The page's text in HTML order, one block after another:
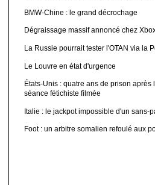
BMW-Chine : le grand décrochage
Dégraissage massif annoncé chez
La Russie pourrait tester l'OTAN via la
Le Louvre en état d'urgence
États-Unis : quatre ans de prison après
séance fétichiste filmée
Italie : le jackpot impossible d'un sans-
Foot : un arbitre somalien refoulé aux